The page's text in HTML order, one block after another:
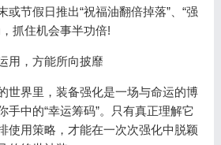
节假日推出“祝福油翻倍掉落”、“强
抓住机会事半功倍!
，方能所向披靡
界里，装备强化是一场与命运的博
手中的“幸运筹码”。只有真正理解它
使用策略，才能在一次次强化中脱颖